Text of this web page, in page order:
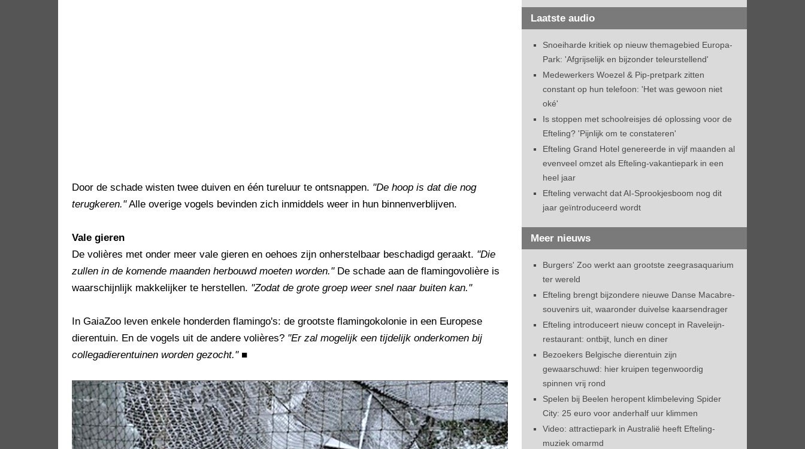
Door de schade wisten twee duiven en één tureluur te ontsnappen. "De hoop is dat die nog
terugkeren."Alle overige vogels bevinden zich inmiddels weer in hun binnenverblijven.
Vale gieren
De volières met onder meer vale gieren en oehoes zijn onherstelbaar beschadigd geraakt. "Die
zullen in de komende maanden herbouwd moeten worden."De schade aan de flamingovolière is
waarschijnlijk makkelijker te herstellen. "Zodat de grote groep weer snel naar buiten kan."
In GaiaZoo leven enkele honderden flamingo's: de grootste flamingokolonie in een Europese
dierentuin. En de vogels uit de andere volières? "Er zal mogelijk een tijdelijk onderkomen bij
collegadierentuinen worden gezocht." ■
Laatste audio
Snoeiharde kritiek op nieuw themagebied Europa-
Park: 'Afgrijselijk en bijzonder teleurstellend'
Medewerkers Woezel & Pip-pretpark zitten
constant op hun telefoon: 'Het was gewoon niet
oké'
Is stoppen met schoolreisjes dé oplossing voor de
Efteling? 'Pijnlijk om te constateren'
Efteling Grand Hotel genereerde in vijf maanden al
evenveel omzet als Efteling-vakantiepark in een
heel jaar
Efteling verwacht dat AI-Sprookjesboom nog dit
jaar geïntroduceerd wordt
Meer nieuws
Burgers' Zoo werkt aan grootste zeegrasaquarium
ter wereld
Efteling brengt bijzondere nieuwe Danse Macabre-
souvenirs uit, waaronder duivelse kaarsendrager
Efteling introduceert nieuw concept in Raveleijn-
restaurant: ontbijt, lunch en diner
Bezoekers Belgische dierentuin zijn
gewaarschuwd: hier kruipen tegenwoordig
spinnen vrij rond
Spelen bij Beelen heropent klimbeleving Spider
City: 25 euro voor anderhalf uur klimmen
Video: attractiepark in Australië heeft Efteling-
muziek omarmd